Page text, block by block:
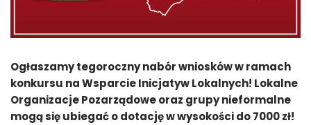
Ogłaszamy tegoroczny nabór wniosków w ramach
konkursu na Wsparcie Inicjatyw Lokalnych! Lokalne
Organizacje Pozarządowe oraz grupy nieformalne
mogą się ubiegać o dotację w wysokości do 7000 zł!